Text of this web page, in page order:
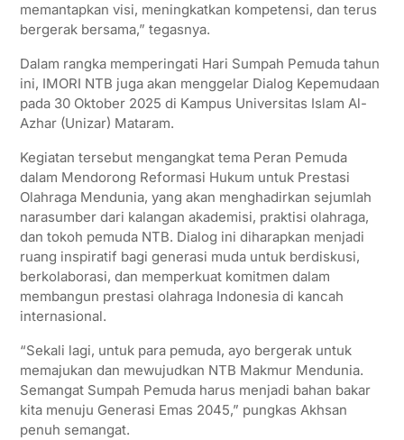
memantapkan visi, meningkatkan kompetensi, dan terus
bergerak bersama,” tegasnya.
Dalam rangka memperingati Hari Sumpah Pemuda tahun
ini, IMORI NTB juga akan menggelar Dialog Kepemudaan
pada 30 Oktober 2025 di Kampus Universitas Islam Al-
Azhar (Unizar) Mataram.
Kegiatan tersebut mengangkat tema Peran Pemuda
dalam Mendorong Reformasi Hukum untuk Prestasi
Olahraga Mendunia, yang akan menghadirkan sejumlah
narasumber dari kalangan akademisi, praktisi olahraga,
dan tokoh pemuda NTB. Dialog ini diharapkan menjadi
ruang inspiratif bagi generasi muda untuk berdiskusi,
berkolaborasi, dan memperkuat komitmen dalam
membangun prestasi olahraga Indonesia di kancah
internasional.
“Sekali lagi, untuk para pemuda, ayo bergerak untuk
memajukan dan mewujudkan NTB Makmur Mendunia.
Semangat Sumpah Pemuda harus menjadi bahan bakar
kita menuju Generasi Emas 2045,” pungkas Akhsan
penuh semangat.